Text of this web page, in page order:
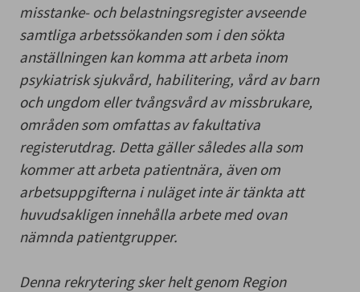
misstanke- och belastningsregister avseende
samtliga arbetssökanden som i den sökta
anställningen kan komma att arbeta inom
psykiatrisk sjukvård, habilitering, vård av barn
och ungdom eller tvångsvård av missbrukare,
områden som omfattas av fakultativa
registerutdrag. Detta gäller således alla som
kommer att arbeta patientnära, även om
arbetsuppgifterna i nuläget inte är tänkta att
huvudsakligen innehålla arbete med ovan
nämnda patientgrupper.
Denna rekrytering sker helt genom Region